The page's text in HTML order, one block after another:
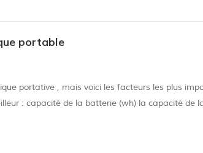
portable
portative , mais voici les facteurs les plus
: capacité de la batterie (wh) la capacité de